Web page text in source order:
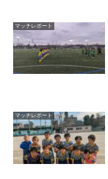
マッチレポート
マッチレポート